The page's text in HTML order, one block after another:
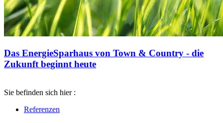
Das EnergieSparhaus von Town & Country - die
Zukunft beginnt heute
Sie befinden sich hier :
Referenzen